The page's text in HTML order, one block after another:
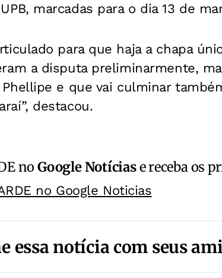
marcadas para o dia 13 de
para que haja a chapa
a disputa preliminarmente,
e que vai culminar
destacou.
noGoogle Notíciase receba os
no Google Noticias
essa notícia com seus